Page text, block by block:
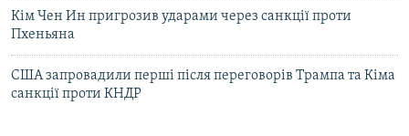
Кім Чен Ин пригрозив ударами через санкції проти
Пхеньяна
США запровадили перші після переговорів Трампа та Кіма
санкції проти КНДР